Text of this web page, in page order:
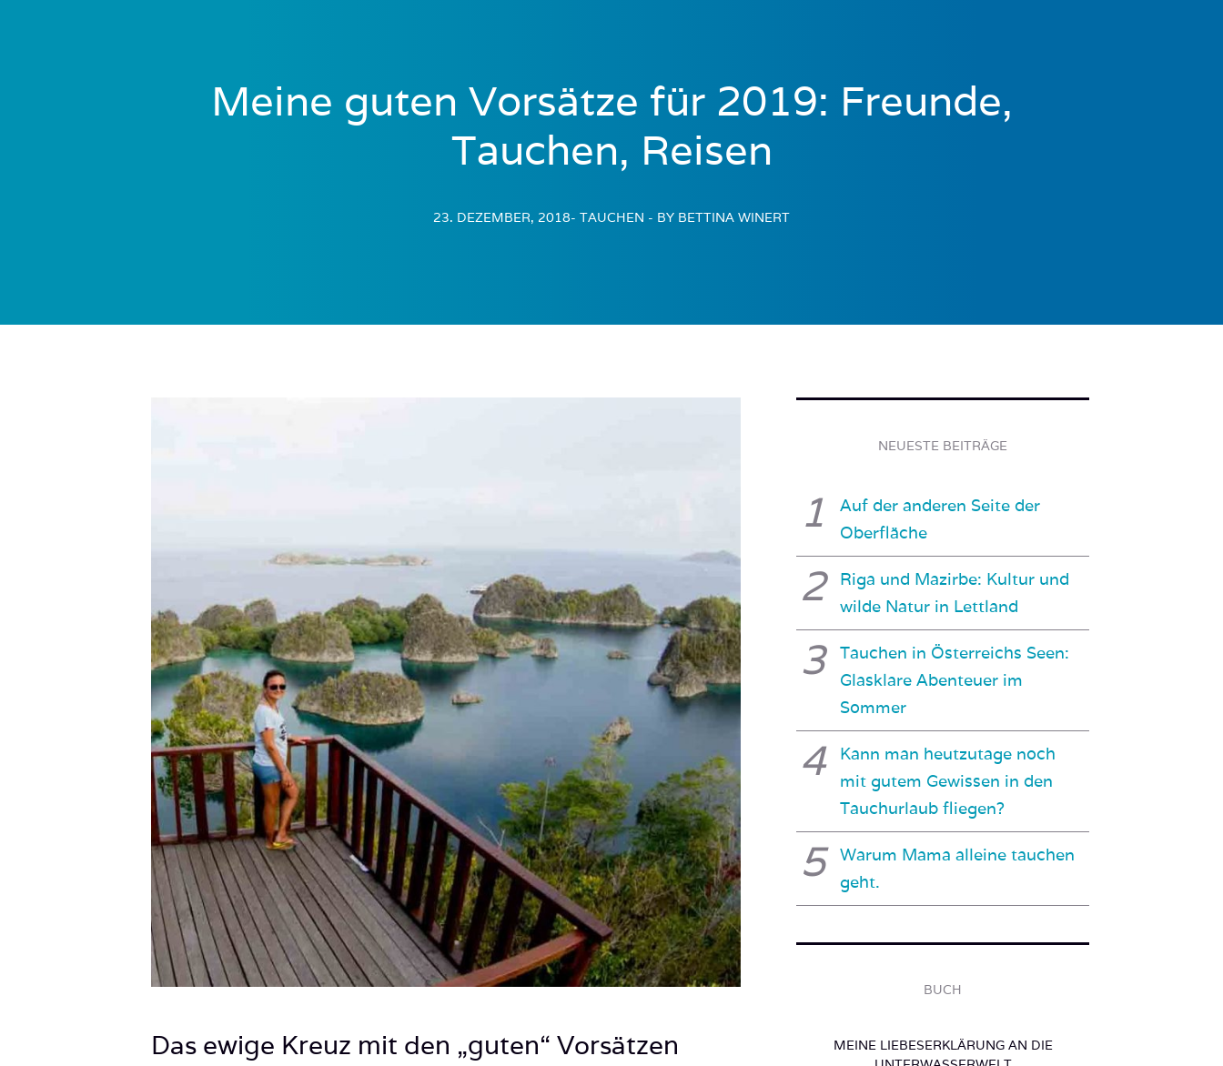
Meine guten Vorsätze für 2019: Freunde,
Tauchen, Reisen
23. DEZEMBER, 2018- TAUCHEN - BY BETTINA WINERT
Das ewige Kreuz mit den „guten“ Vorsätzen
NEUESTE BEITRÄGE
Auf der anderen Seite der
Oberfläche
Riga und Mazirbe: Kultur und
wilde Natur in Lettland
Tauchen in Österreichs Seen:
Glasklare Abenteuer im
Sommer
Kann man heutzutage noch
mit gutem Gewissen in den
Tauchurlaub fliegen?
Warum Mama alleine tauchen
geht.
BUCH
MEINE LIEBESERKLÄRUNG AN DIE